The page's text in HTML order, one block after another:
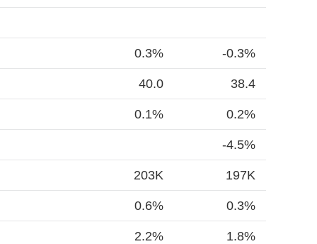
0.3% -0.3%
40.0 38.4
0.1% 0.2%
-4.5%
203K 197K
0.6% 0.3%
2.2% 1.8%